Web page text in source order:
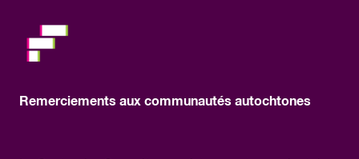
Remerciements aux communautés autochtones